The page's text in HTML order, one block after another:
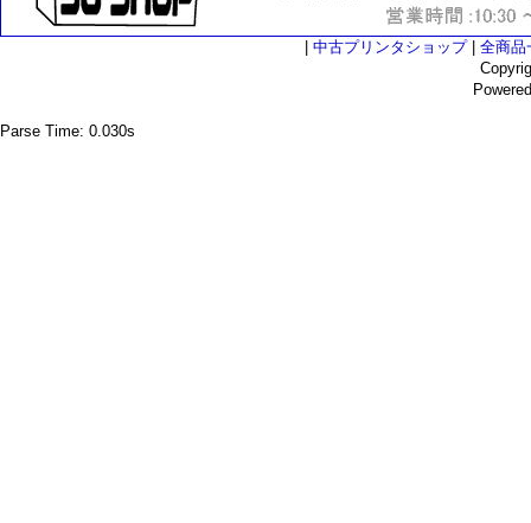
中古プリンタショップ| 全商品
Parse Time: 0.030s